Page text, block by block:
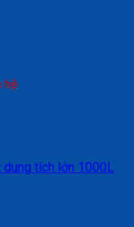
hệ
dung tích lớn 1000L